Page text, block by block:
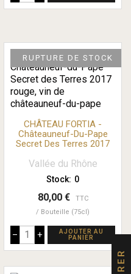
CHÂTEAU FORTIA -
Châteauneuf-Du-Pape
Secret Des Terres 2017
Vallée du Rhône
Stock: 0
80,00 €
TTC
Bouteille (75cl)
– +
AJOUTER AU
PANIER
RUPTURE DE STOCK